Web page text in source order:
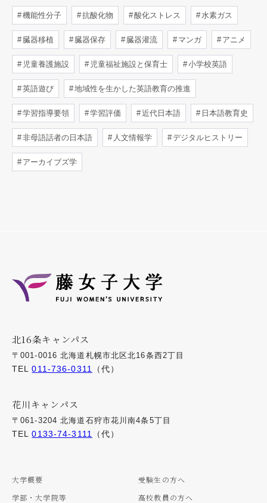
機能性分子 抗酸化物 酸化ストレス 水素ガス
臓器移植 臓器保存 臓器灌流 マンガ アニメ
児童養護施設 児童福祉施設と保育士 小学校英語
英語遊び 地域性を生かした英語教育の推進
学習指導要領 学習評価 近代日本語 日本語教育史
非母語話者の日本語 人文情報学 デジタルヒストリー
アーカイブズ学
北16条キャンパス
〒001-0016 北海道札幌市北区北16条西2丁目
TEL011-736-0311 （代）
花川キャンパス
〒061-3204 北海道石狩市花川南4条5丁目
TEL0133-74-3111 （代）
大学概要
学部・大学院等
受験生の方へ
高校教員の方へ